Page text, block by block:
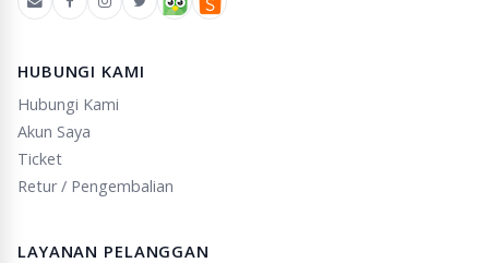
HUBUNGI KAMI
Hubungi Kami
Akun Saya
Ticket
Retur / Pengembalian
LAYANAN PELANGGAN